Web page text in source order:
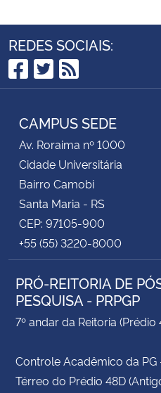
REDES SOCIAIS:
Facebook
Twitter
RSS
CAMPUS SEDE
Av. Roraima nº 1000
Cidade Universitária
Bairro Camobi
Santa Maria - RS
CEP: 97105-900
+55 (55) 3220-8000
PRÓ-REITORIA DE
PESQUISA - PRPGP
7º andar da Reitoria (Prédio
Controle Acadêmico da PG
Térreo do Prédio 48D